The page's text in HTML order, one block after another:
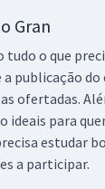
Gran
tudo o que
publicação
ofertadas.
ideais para
estudar
a participar.